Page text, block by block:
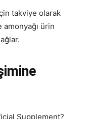
takviye olarak
amonyağı ürin